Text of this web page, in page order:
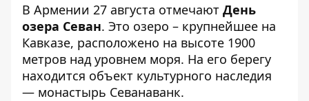
В Армении 27 августа отмечают День
озера Севан. Это озеро – крупнейшее на
Кавказе, расположено на высоте 1900
метров над уровнем моря. На его берегу
находится объект культурного наследия
— монастырь Севанаванк.